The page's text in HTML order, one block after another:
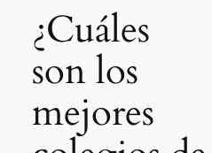
¿Cuáles
son los
mejores